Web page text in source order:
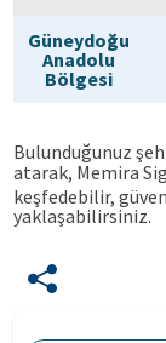
Güneydoğu
Anadolu
Bölgesi
Bulunduğunuz
atarak, Memira
keşfedebilir,
yaklaşabilirsiniz.